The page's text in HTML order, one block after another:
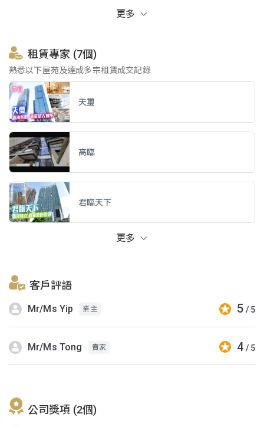
更多
租賃專家 (7個)
熟悉以下屋苑及達成多宗租賃成交記錄
天璽
高臨
君臨天下
更多
客戶評語
Mr/Ms Yip 業主 5 / 5
Mr/Ms Tong 賣家 4 / 5
公司獎項 (2個)